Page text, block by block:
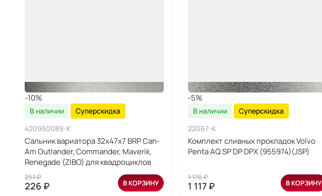
-10%
В наличии
Суперскидка
420950089-K
Сальник вариатора 32x47x7 BRP Can-
Am Outlander, Commander, Maverik,
Renegade (ZIBO) для квадроциклов
251 ₽
226 ₽ В КОРЗИНУ
-5%
В наличии
Суперскидка
22067-K
Комплект сливных прокладок Volvo
Penta AQ SP DP DPX (955974)(JSP)
1 176 ₽
1 117 ₽ В КОРЗИНУ